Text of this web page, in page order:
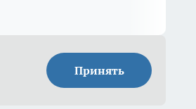
Принять